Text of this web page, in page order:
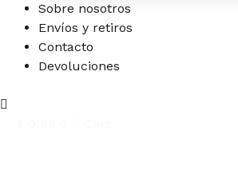
Sobre nosotros
Envíos y retiros
Contacto
Devoluciones